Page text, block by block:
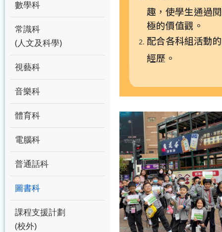
趣，使學生通過
極的價值觀。
配合各科組活動
經歷。
數學科
常識科
(人文及科學)
視藝科
音樂科
體育科
電腦科
普通話科
圖書科
課程支援計劃
(校外)